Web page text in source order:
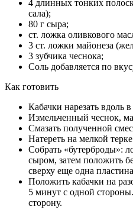
4 длинных тонких
сала);
80 г сыра;
ст. ложка оливкового
3 ст. ложки майонеза
3 зубчика чеснока;
Соль добавляется по
Как готовить
Кабачки нарезать вдоль
Измельченный чеснок,
Смазать полученной
Натереть на мелкой
Собрать «бутерброды»:
сыром, затем положить
сверху еще одна
Положить кабачки на
5 минут с одной
сторону.